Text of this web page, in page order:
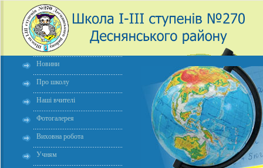
Новини
Про школу
Наші вчителі
Фотогалерея
Виховна робота
Учням